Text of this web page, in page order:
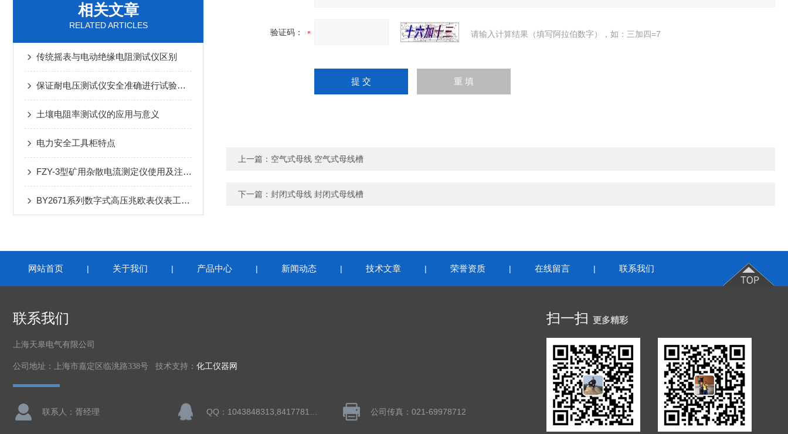
相关文章
RELATED ARTICLES
传统摇表与电动绝缘电阻测试仪区别
保证耐电压测试仪安全准确进行试验的四种方法
土壤电阻率测试仪的应用与意义
电力安全工具柜特点
FZY-3型矿用杂散电流测定仪使用及注意事项
BY2671系列数字式高压兆欧表仪表工作原理
验证码： 请输入计算结果（填写阿拉伯数字），如：三加四=7
上一篇： 空气式母线 空气式母线槽
下一篇： 封闭式母线 封闭式母线槽
网站首页 | 关于我们 | 产品中心 | 新闻动态 | 技术文章 | 荣誉资质 | 在线留言 | 联系我们
联系我们
上海天皋电气有限公司
公司地址：上海市嘉定区临洮路338号 技术支持： 化工仪器网
联系人：胥经理 公司传真：021-69978712
扫一扫 更多精彩